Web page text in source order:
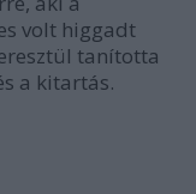
volt higgadt
tanította
a kitartás.